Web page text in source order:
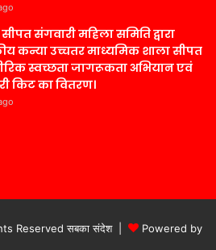
संगवारी महिला समिति द्वारा
कन्या उच्चतर माध्यमिक शाला सीपत
स्वच्छता जागरूकता अभियान एवं
किट का वितरण।
Reserved सबका संदेश |
Powered by